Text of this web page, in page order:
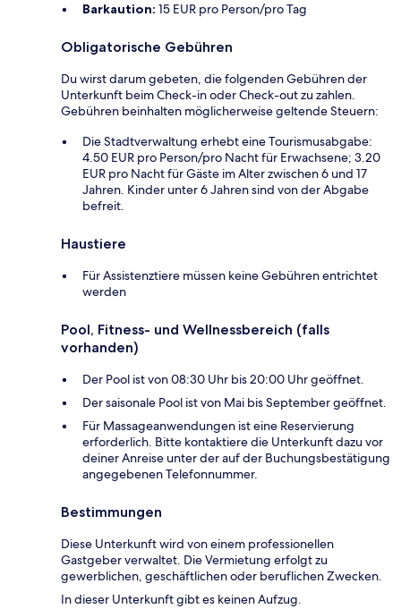
Barkaution: 15 EUR pro Person/pro Tag
Obligatorische Gebühren
Du wirst darum gebeten, die folgenden Gebühren der
Unterkunft beim Check-in oder Check-out zu zahlen.
Gebühren beinhalten möglicherweise geltende Steuern:
Die Stadtverwaltung erhebt eine Tourismusabgabe:
4.50 EUR pro Person/pro Nacht für Erwachsene; 3.20
EUR pro Nacht für Gäste im Alter zwischen 6 und 17
Jahren. Kinder unter 6 Jahren sind von der Abgabe
befreit.
Haustiere
Für Assistenztiere müssen keine Gebühren entrichtet
werden
Pool, Fitness- und Wellnessbereich (falls
vorhanden)
Der Pool ist von 08:30 Uhr bis 20:00 Uhr geöffnet.
Der saisonale Pool ist von Mai bis September geöffnet.
Für Massageanwendungen ist eine Reservierung
erforderlich. Bitte kontaktiere die Unterkunft dazu vor
deiner Anreise unter der auf der Buchungsbestätigung
angegebenen Telefonnummer.
Bestimmungen
Diese Unterkunft wird von einem professionellen
Gastgeber verwaltet. Die Vermietung erfolgt zu
gewerblichen, geschäftlichen oder beruflichen Zwecken.
In dieser Unterkunft gibt es keinen Aufzug.